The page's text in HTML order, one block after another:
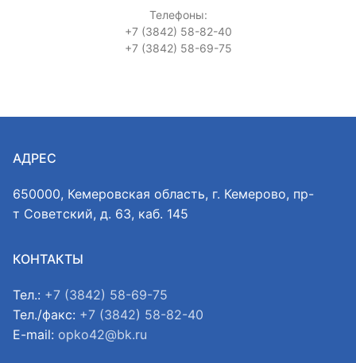
Телефоны:
+7 (3842) 58-82-40
+7 (3842) 58-69-75
АДРЕС
650000, Кемеровская область, г. Кемерово, пр-
т Советский, д. 63, каб. 145
КОНТАКТЫ
Тел.: +7 (3842) 58-69-75
Тел./факс: +7 (3842) 58-82-40
E-mail: opko42@bk.ru